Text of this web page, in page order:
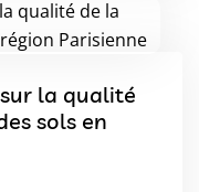
la qualité
sols en